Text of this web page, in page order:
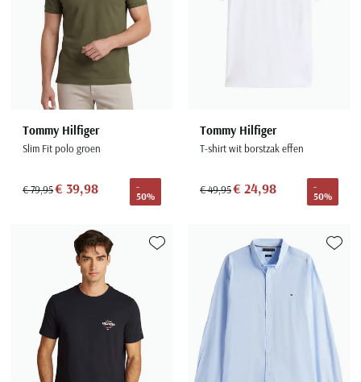
Tommy Hilfiger
Slim Fit polo groen
€ 79,95€ 39,98
-
50%
Tommy Hilfiger
T-shirt wit borstzak effen
€ 49,95€ 24,98
-
50%
Toevoegen aan favorieten